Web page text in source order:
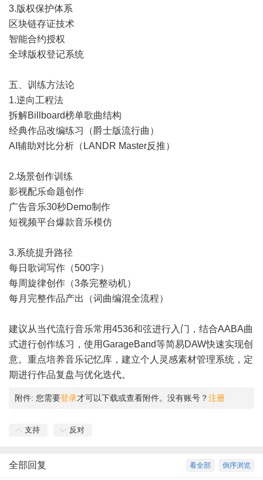
3.版权保护体系
区块链存证技术
智能合约授权
全球版权登记系统
五、训练方法论
1.逆向工程法
拆解Billboard榜单歌曲结构
经典作品改编练习（爵士版流行曲）
AI辅助对比分析（LANDR Master反推）
2.场景创作训练
影视配乐命题创作
广告音乐30秒Demo制作
短视频平台爆款音乐模仿
3.系统提升路径
每日歌词写作（500字）
每周旋律创作（3条完整动机）
每月完整作品产出（词曲编混全流程）
建议从当代流行音乐常用4536和弦进行入门，结合AABA曲
式进行创作练习，使用GarageBand等简易DAW快速实现创
意。重点培养音乐记忆库，建立个人灵感素材管理系统，定
期进行作品复盘与优化迭代。
附件: 您需要登录才可以下载或查看附件。没有账号？注册
支持 反对
倒序浏览
看全部
全部回复